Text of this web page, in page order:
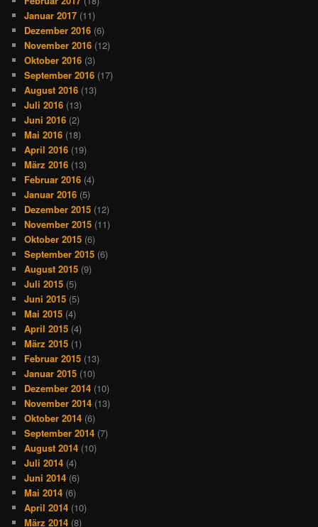
Januar 2017 (11)
Dezember 2016 (6)
November 2016 (12)
Oktober 2016 (3)
September 2016 (17)
August 2016 (13)
Juli 2016 (13)
Juni 2016 (2)
Mai 2016 (18)
April 2016 (19)
März 2016 (13)
Februar 2016 (4)
Januar 2016 (5)
Dezember 2015 (12)
November 2015 (11)
Oktober 2015 (6)
September 2015 (6)
August 2015 (9)
Juli 2015 (5)
Juni 2015 (5)
Mai 2015 (4)
April 2015 (4)
März 2015 (1)
Februar 2015 (13)
Januar 2015 (10)
Dezember 2014 (10)
November 2014 (13)
Oktober 2014 (6)
September 2014 (7)
August 2014 (10)
Juli 2014 (4)
Juni 2014 (6)
Mai 2014 (6)
April 2014 (10)
März 2014 (8)